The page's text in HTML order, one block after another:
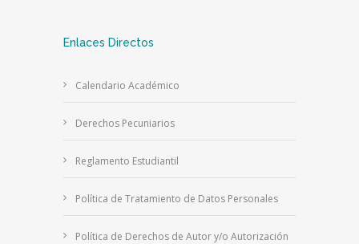
Enlaces Directos
Calendario Académico
Derechos Pecuniarios
Reglamento Estudiantil
Política de Tratamiento de Datos Personales
Política de Derechos de Autor y/o Autorización